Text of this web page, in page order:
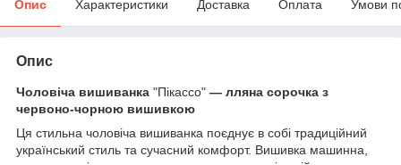
Опис Характеристики Доставка Оплата Умови
Опис
Чоловіча вишиванка "Пікассо" — лляна сорочка з
червоно-чорною вишивкою
Ця стильна чоловіча вишиванка поєднує в собі традиційний
український стиль та сучасний комфорт. Вишивка машинна,